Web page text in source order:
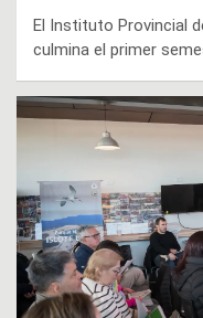
El Instituto Provincial
culmina el primer